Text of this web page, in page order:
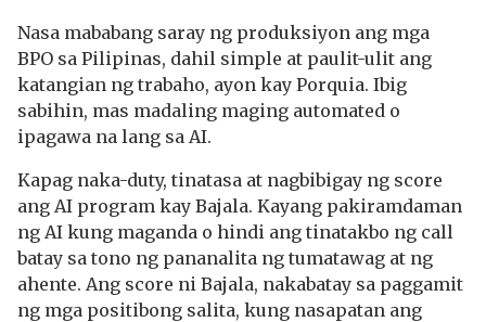
Nasa mababang saray ng produksiyon ang mga
BPO sa Pilipinas, dahil simple at paulit-ulit ang
katangian ng trabaho, ayon kay Porquia. Ibig
sabihin, mas madaling maging automated o
ipagawa na lang sa AI.
Kapag naka-duty, tinatasa at nagbibigay ng score
ang AI program kay Bajala. Kayang pakiramdaman
ng AI kung maganda o hindi ang tinatakbo ng call
batay sa tono ng pananalita ng tumatawag at ng
ahente. Ang score ni Bajala, nakabatay sa paggamit
ng mga positibong salita, kung nasapatan ang